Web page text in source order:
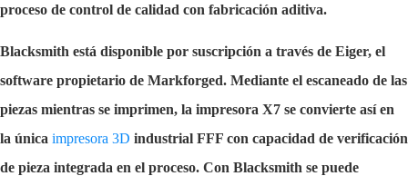
proceso de control de calidad con fabricación aditiva.
Blacksmith está disponible por suscripción a través de Eiger, el
software propietario de Markforged. Mediante el escaneado de las
piezas mientras se imprimen, la impresora X7 se convierte así en
la única impresora 3D industrial FFF con capacidad de verificación
de pieza integrada en el proceso. Con Blacksmith se puede